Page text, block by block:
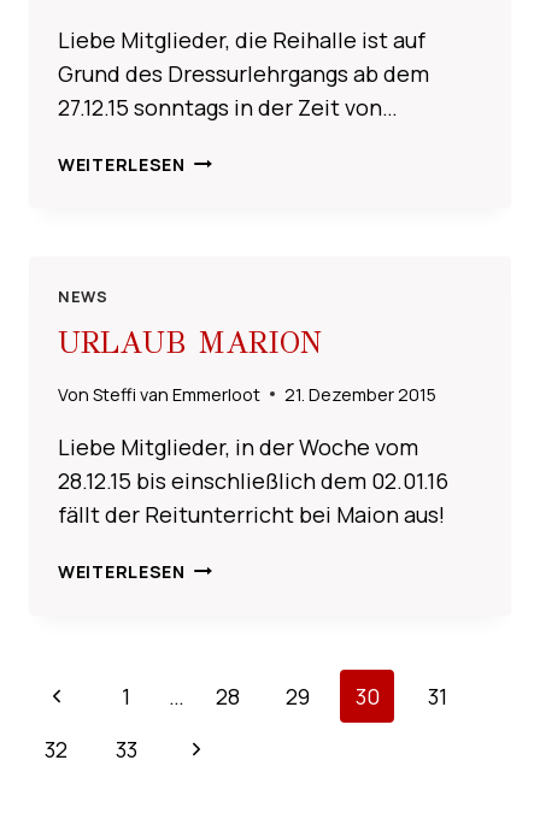
Liebe Mitglieder, die Reihalle ist auf
Grund des Dressurlehrgangs ab dem
27.12.15 sonntags in der Zeit von…
WEITERLESEN SPERRUNG
NEWS
URLAUB MARION
Von Steffi van Emmerloot 21. Dezember 2015
Liebe Mitglieder, in der Woche vom
28.12.15 bis einschließlich dem 02.01.16
fällt der Reitunterricht bei Maion aus!
WEITERLESEN URLAUB
SEITENNAVIGATION
Vorherige
Seite
1 … 28 29 30
31
32
33
Nächste